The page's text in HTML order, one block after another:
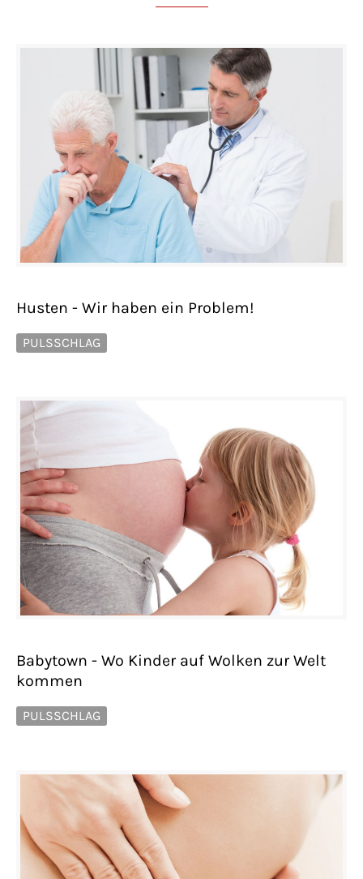
Husten - Wir haben ein Problem!
PULSSCHLAG
Babytown - Wo Kinder auf Wolken zur Welt
kommen
PULSSCHLAG